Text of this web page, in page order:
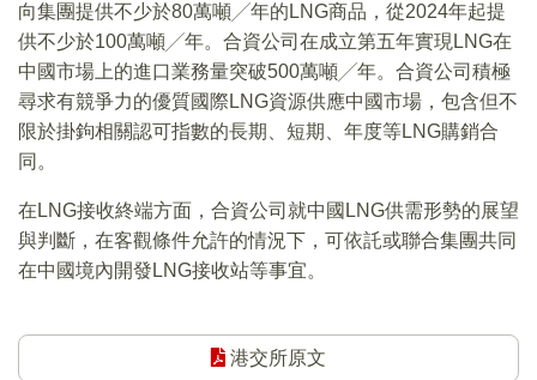
向集團提供不少於80萬噸╱年的LNG商品，從2024年起提
供不少於100萬噸╱年。合資公司在成立第五年實現LNG在
中國市場上的進口業務量突破500萬噸╱年。合資公司積極
尋求有競爭力的優質國際LNG資源供應中國市場，包含但不
限於掛鉤相關認可指數的長期、短期、年度等LNG購銷合
同。
在LNG接收終端方面，合資公司就中國LNG供需形勢的展望
與判斷，在客觀條件允許的情況下，可依託或聯合集團共同
在中國境內開發LNG接收站等事宜。
港交所原文